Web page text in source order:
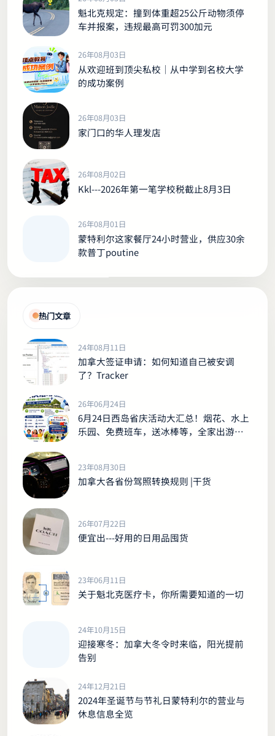
魁北克规定：撞到体重超25公斤动物须停
车并报案，违规最高可罚300加元
26年08月03日
从欢迎班到顶尖私校｜从中学到名校大学
的成功案例
26年08月03日
家门口的华人理发店
26年08月02日
Kkl---2026年第一笔学校税截止8月3日
26年08月01日
蒙特利尔这家餐厅24小时营业，供应30余
款普丁poutine
热门文章
24年08月11日
加拿大签证申请：如何知道自己被安调
了？Tracker
26年06月24日
6月24日西岛省庆活动大汇总！烟花、水上
乐园、免费班车，送冰棒等，全家出游别
23年08月30日
加拿大各省份驾照转换规则 |干货
26年07月22日
便宜出---好用的日用品囤货
23年06月11日
关于魁北克医疗卡，你所需要知道的一切
24年10月15日
迎接寒冬：加拿大冬令时来临，阳光提前
告别
24年12月21日
2024年圣诞节与节礼日蒙特利尔的营业与
休息信息全览